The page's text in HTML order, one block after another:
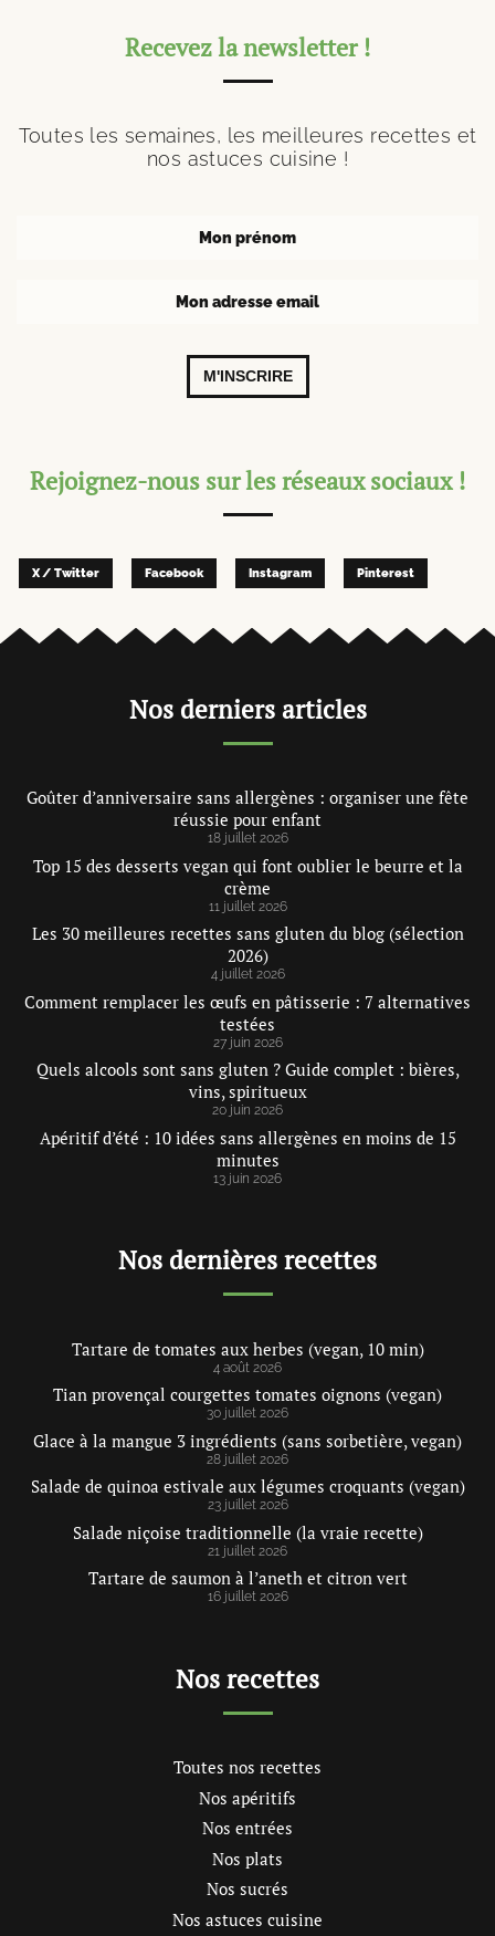
Recevez la newsletter !
Toutes les semaines, les meilleures recettes et
nos astuces cuisine !
M'INSCRIRE
Rejoignez-nous sur les réseaux sociaux !
X / Twitter Facebook Instagram Pinterest
Nos derniers articles
Goûter d’anniversaire sans allergènes : organiser une fête
réussie pour enfant
18 juillet 2026
Top 15 des desserts vegan qui font oublier le beurre et la
crème
11 juillet 2026
Les 30 meilleures recettes sans gluten du blog (sélection
2026)
4 juillet 2026
Comment remplacer les œufs en pâtisserie : 7 alternatives
testées
27 juin 2026
Quels alcools sont sans gluten ? Guide complet : bières,
vins, spiritueux
20 juin 2026
Apéritif d’été : 10 idées sans allergènes en moins de 15
minutes
13 juin 2026
Nos dernières recettes
Tartare de tomates aux herbes (vegan, 10 min)
4 août 2026
Tian provençal courgettes tomates oignons (vegan)
30 juillet 2026
Glace à la mangue 3 ingrédients (sans sorbetière, vegan)
28 juillet 2026
Salade de quinoa estivale aux légumes croquants (vegan)
23 juillet 2026
Salade niçoise traditionnelle (la vraie recette)
21 juillet 2026
Tartare de saumon à l’aneth et citron vert
16 juillet 2026
Nos recettes
Toutes nos recettes
Nos apéritifs
Nos entrées
Nos plats
Nos sucrés
Nos astuces cuisine